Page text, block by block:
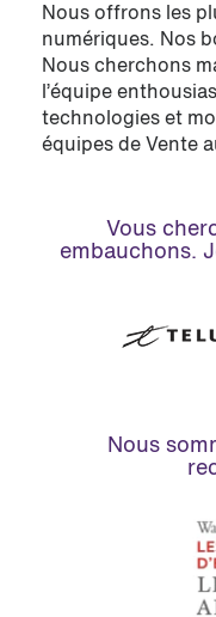
Nous offrons les
numériques. Nos
Nous cherchons
l’équipe
technologies et
équipes de Vente
Vous
embauchons.
Nous